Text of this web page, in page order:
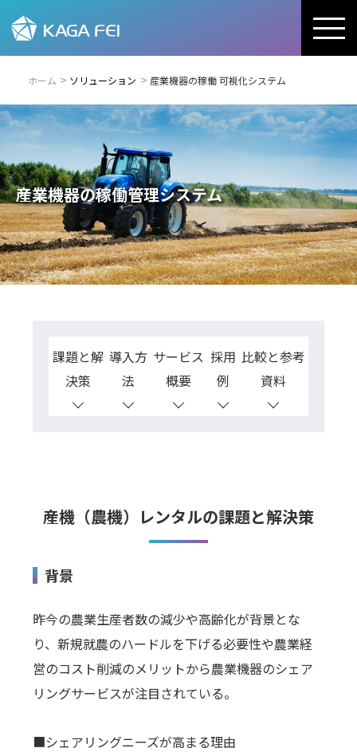
ホーム ソリューション 産業機器の稼働 可視化システム
産業機器の稼働管理システム
課題と解
決策
導入方
法
サービス
概要
採用
例
比較と参考
資料
産機（農機）レンタルの課題と解決策
背景
昨今の農業生産者数の減少や高齢化が背景とな
り、新規就農のハードルを下げる必要性や農業経
営のコスト削減のメリットから農業機器のシェア
リングサービスが注目されている。
■シェアリングニーズが高まる理由